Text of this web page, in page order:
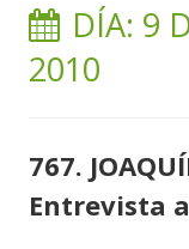
DÍA: 9
2010
767.
Entrevista